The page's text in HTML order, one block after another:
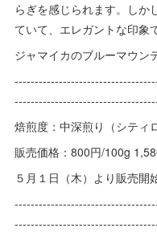
らぎを感じられます。しか
ていて、エレガントな印象
ジャマイカのブルーマウン
焙煎度：中深煎り（シティ
販売価格：800円/100g
５月１日（木）より販売開